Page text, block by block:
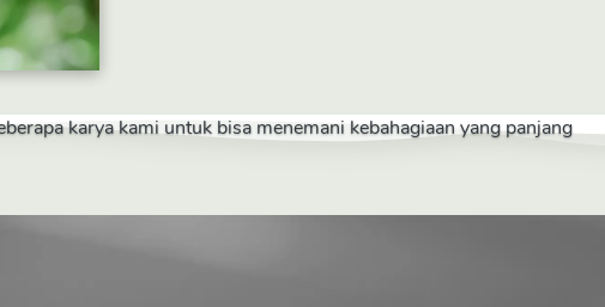
karya kami untuk bisa menemani kebahagiaan yang panjang